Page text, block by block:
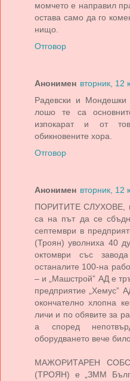
момчето е направил
остава само да го
нищо.
Отговор
Анонимен вторник, 12
Радевски и
лошо те са
изпокарат и от
обикновените хора.
Отговор
Анонимен вторник, 12
ПОРИТИТЕ СЛУХОВЕ,
са на път да се
септември в
(Троян) уволниха 40
октомври със
останалите 100-на
– и „Машстрой” АД е
предприятие „Хемус”
окончателно хлопна
личи и по обявите за
а според
оборудването вече
МАЖОРИТАРЕН
(ТРОЯН) е „ЗММ